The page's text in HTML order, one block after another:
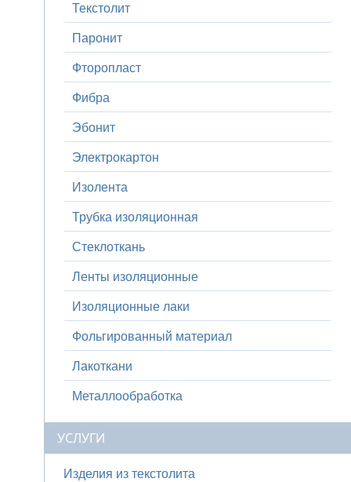
Текстолит
Паронит
Фторопласт
Фибра
Эбонит
Электрокартон
Изолента
Трубка изоляционная
Стеклоткань
Ленты изоляционные
Изоляционные лаки
Фольгированный материал
Лакоткани
Металлообработка
УСЛУГИ
Изделия из текстолита